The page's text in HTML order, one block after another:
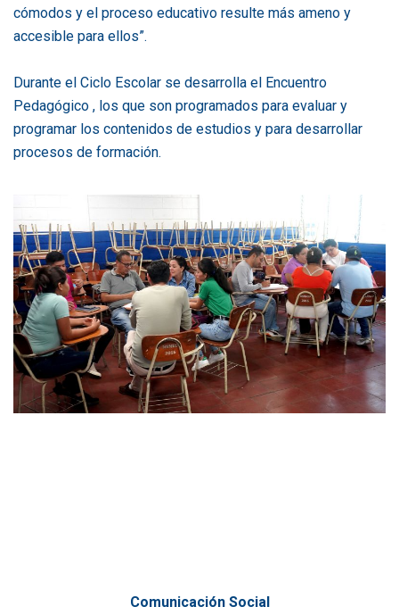
cómodos y el proceso educativo resulte más ameno y
accesible para ellos”.
Durante el Ciclo Escolar se desarrolla el Encuentro
Pedagógico , los que son programados para evaluar y
programar los contenidos de estudios y para desarrollar
procesos de formación.
Comunicación Social